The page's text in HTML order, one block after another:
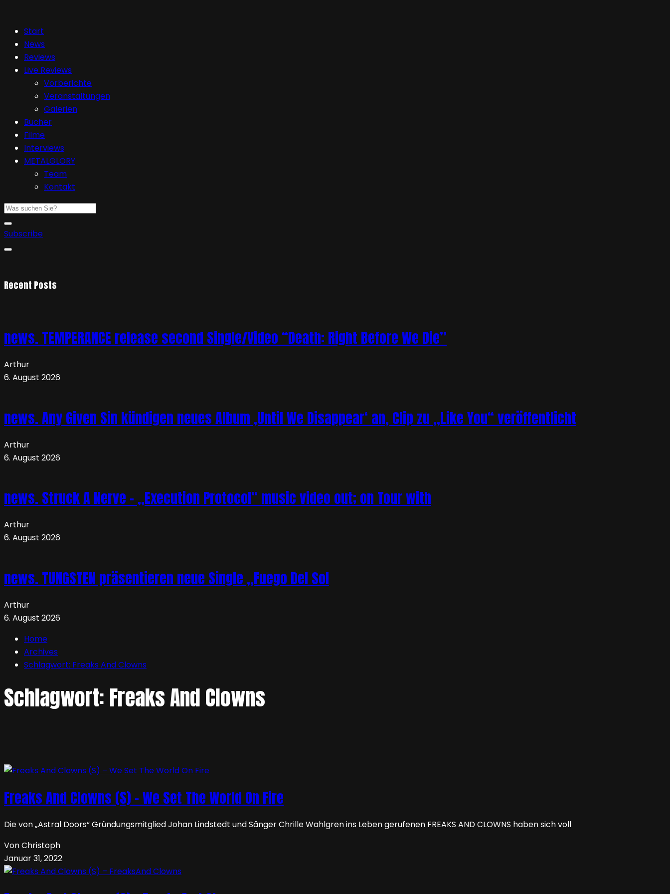
Start
News
Reviews
Live Reviews
Vorberichte
Veranstaltungen
Galerien
Bücher
Filme
Interviews
METALGLORY
Team
Kontakt
Subscribe
Recent Posts
news. TEMPERANCE release second Single/Video “Death: Right Before We Die”
Arthur
6. August 2026
news. Any Given Sin kündigen neues Album ‚Until We Disappear‘ an, Clip zu „Like You“ veröffentlicht
Arthur
6. August 2026
news. Struck A Nerve – „Execution Protocol“ music video out; on Tour with
Arthur
6. August 2026
news. TUNGSTEN präsentieren neue Single „Fuego Del Sol
Arthur
6. August 2026
Home
Archives
Schlagwort: Freaks And Clowns
Schlagwort: Freaks And Clowns
Freaks And Clowns (S) – We Set The World On Fire
Die von „Astral Doors“ Gründungsmitglied Johan Lindstedt und Sänger Chrille Wahlgren ins Leben gerufenen FREAKS AND CLOWNS haben sich voll
Von Christoph
Januar 31, 2022